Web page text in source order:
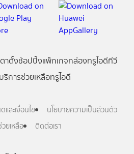
ตาตั้งช้อปปิ้งแพ็กเกจกล่องทรูไอดีทีวี
บริการช่วยเหลือทรูไอดี
ละเงื่อนไข
นโยบายความเป็นส่วนตัว
ยเหลือ
ติดต่อเรา